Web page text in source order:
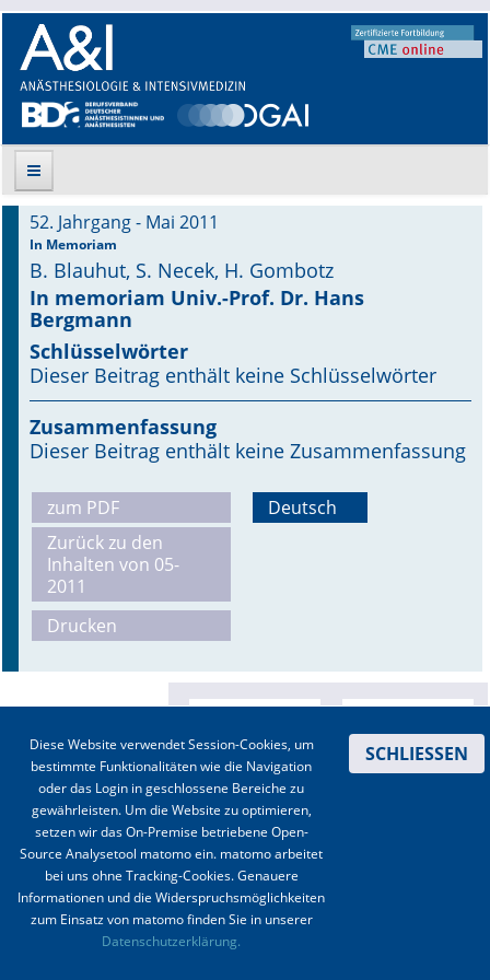
Suche
Aktuelle Ausgabe
Leitlinien
Archiv
Supplements
Online First
A&I English
Mediadaten
Autoren-Service
Stellenmarkt
Kongresskalender
52. Jahrgang - Mai 2011
In Memoriam
B. Blauhut, S. Necek, H. Gombotz
In memoriam Univ.-Prof. Dr. Hans
Bergmann
Schlüsselwörter
Dieser Beitrag enthält keine Schlüsselwörter
Zusammenfassung
Dieser Beitrag enthält keine Zusammenfassung
zum PDF
Zurück zu den
Inhalten von 05-
2011
Drucken
Deutsch
Impressum Datenschutz
Diese Website verwendet Session-Cookies, um
bestimmte Funktionalitäten wie die Navigation
oder das Login in geschlossene Bereiche zu
gewährleisten. Um die Website zu optimieren,
setzen wir das On-Premise betriebene Open-
Source Analysetool matomo ein. matomo arbeitet
bei uns ohne Tracking-Cookies. Genauere
Informationen und die Widerspruchsmöglichkeiten
zum Einsatz von matomo finden Sie in unserer
Datenschutzerklärung.
SCHLIESSEN